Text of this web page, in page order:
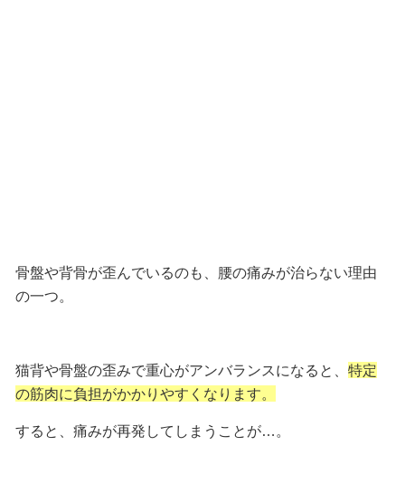
骨盤や背骨が歪んでいるのも、腰の痛みが治らない理由
の一つ。
猫背や骨盤の歪みで重心がアンバランスになると、 特定
の筋肉に負担がかかりやすくなります。
すると、痛みが再発してしまうことが…。